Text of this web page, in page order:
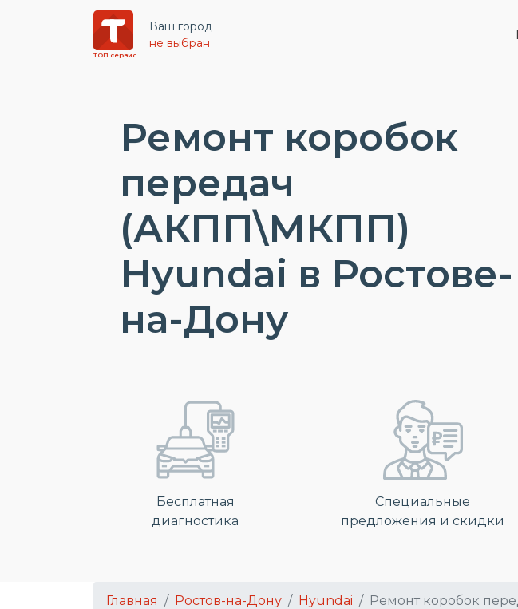
ТОП сервис
Ваш город
не выбран
Ремонт коробок
передач
(АКПП\МКПП)
Hyundai в Ростове-
на-Дону
Бесплатная
диагностика
Специальные
предложения и скидки
Главная Ростов-на-Дону Hyundai Ремонт коробок